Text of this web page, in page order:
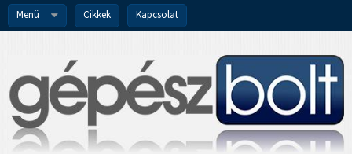
Menü Cikkek Kapcsolat